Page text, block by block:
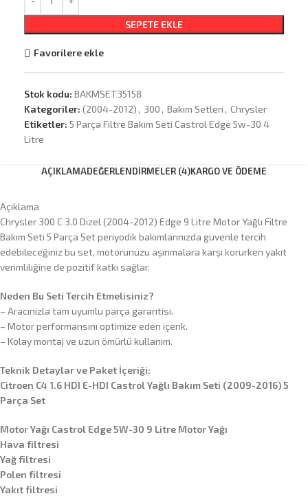
SEPETE EKLE
Favorilere ekle
Stok kodu: BAKMSET35158
Kategoriler: (2004-2012) , 300 , Bakım Setleri , Chrysler
Etiketler: 5 Parça Filtre Bakım Seti Castrol Edge 5w-30 4
Litre
AÇIKLAMADEĞERLENDIRMELER (4)KARGO VE ÖDEME
Açıklama
Chrysler 300 C 3.0 Dizel (2004-2012) Edge 9 Litre Motor Yağlı Filtre
Bakım Seti 5 Parça Set periyodik bakımlarınızda güvenle tercih
edebileceğiniz bu set, motorunuzu aşınmalara karşı korurken yakıt
verimliliğine de pozitif katkı sağlar.
Neden Bu Seti Tercih Etmelisiniz?
– Aracınızla tam uyumlu parça garantisi.
– Motor performansını optimize eden içerik.
– Kolay montaj ve uzun ömürlü kullanım.
Teknik Detaylar ve Paket İçeriği:
Citroen C4 1.6 HDI E-HDI Castrol Yağlı Bakım Seti (2009-2016) 5
Parça Set
Motor Yağı Castrol Edge 5W-30 9 Litre Motor Yağı
Hava filtresi
Yağ filtresi
Polen filtresi
Yakıt filtresi